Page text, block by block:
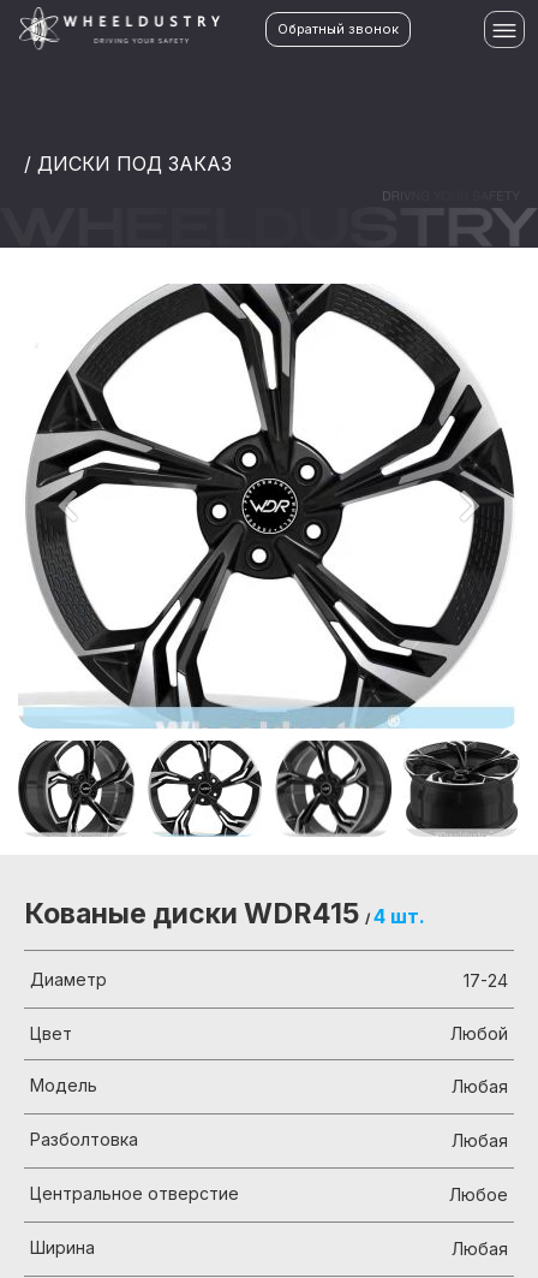
Обратный звонок
/ ДИСКИ ПОД ЗАКАЗ
Кованые диски WDR415 / 4 шт.
Диаметр 17-24
Цвет Любой
Модель Любая
Разболтовка Любая
Центральное отверстие Любое
Ширина Любая